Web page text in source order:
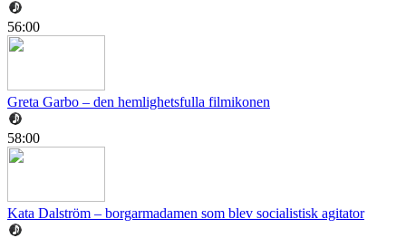
56:00
Greta Garbo – den hemlighetsfulla filmikonen
58:00
Kata Dalström – borgarmadamen som blev socialistisk agitator